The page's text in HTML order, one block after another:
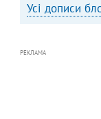
Усі дописи
РЕКЛАМА